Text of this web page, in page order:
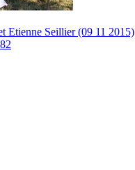
Etienne Seillier (09 11 2015)